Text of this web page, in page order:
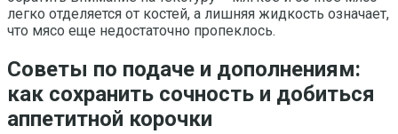
легко отделяется от костей, а лишняя жидкость означает,
что мясо еще недостаточно пропеклось.
Советы по подаче и дополнениям:
как сохранить сочность и добиться
аппетитной корочки